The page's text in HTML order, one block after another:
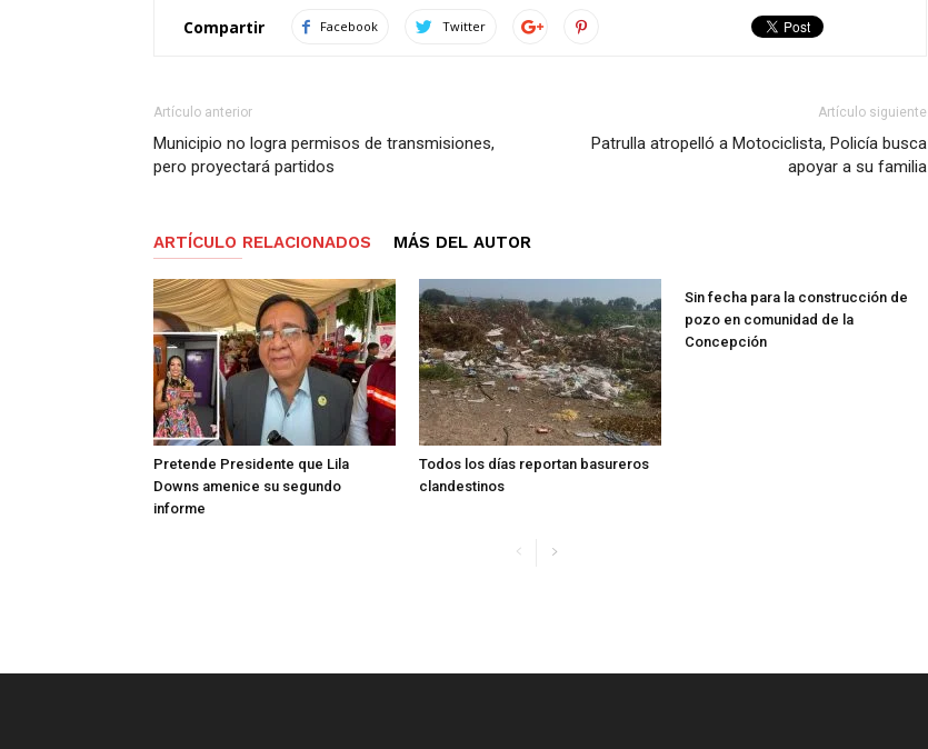
Compartir Facebook Twitter
Artículo anterior
Municipio no logra permisos de transmisiones,
pero proyectará partidos
Artículo siguiente
Patrulla atropelló a Motociclista, Policía busca
apoyar a su familia
ARTÍCULO RELACIONADOS MÁS DEL AUTOR
Pretende Presidente que Lila
Downs amenice su segundo
informe
Todos los días reportan basureros
clandestinos
Sin fecha para la construcción de
pozo en comunidad de la
Concepción